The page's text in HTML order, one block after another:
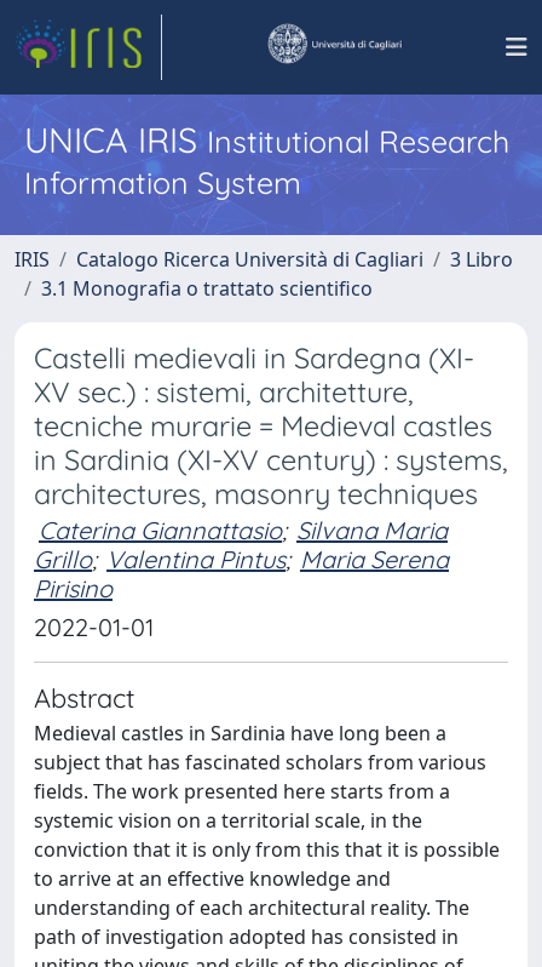
UNICA IRISInstitutional Research
Information System
IRIS Catalogo Ricerca Università di Cagliari
3 Libro
3.1 Monografia o trattato scientifico
Castelli medievali in Sardegna (XI-
XV sec.) : sistemi, architetture,
tecniche murarie = Medieval castles
in Sardinia (XI-XV century) : systems,
architectures, masonry techniques
Caterina Giannattasio; Silvana Maria
Grillo; Valentina Pintus; Maria Serena
Pirisino
2022-01-01
Abstract
Medieval castles in Sardinia have long been a
subject that has fascinated scholars from various
fields. The work presented here starts from a
systemic vision on a territorial scale, in the
conviction that it is only from this that it is possible
to arrive at an effective knowledge and
understanding of each architectural reality. The
path of investigation adopted has consisted in